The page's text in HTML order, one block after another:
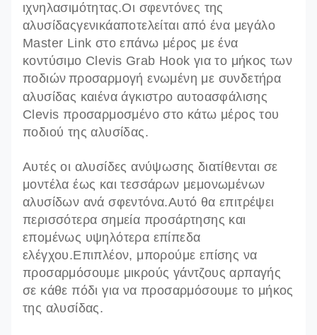
ιχνηλασιμότητας.Οι σφεντόνες της
αλυσίδαςγενικάαποτελείται από ένα μεγάλο
Master Link στο επάνω μέρος με ένα
κοντύσιμο Clevis Grab Hook για το μήκος των
ποδιών προσαρμογή ενωμένη με συνδετήρα
αλυσίδας καιένα άγκιστρο αυτοασφάλισης
Clevis προσαρμοσμένο στο κάτω μέρος του
ποδιού της αλυσίδας.
Αυτές οι αλυσίδες ανύψωσης διατίθενται σε
μοντέλα έως και τεσσάρων μεμονωμένων
αλυσίδων ανά σφεντόνα.Αυτό θα επιτρέψει
περισσότερα σημεία προσάρτησης και
επομένως υψηλότερα επίπεδα
ελέγχου.Επιπλέον, μπορούμε επίσης να
προσαρμόσουμε μικρούς γάντζους αρπαγής
σε κάθε πόδι για να προσαρμόσουμε το μήκος
της αλυσίδας.